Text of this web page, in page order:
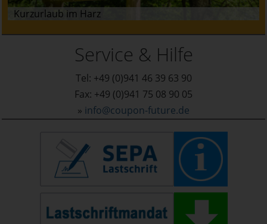
Kurzurlaub im Harz
Service & Hilfe
Tel: +49 (0)941 46 39 63 90
Fax: +49 (0)941 75 08 90 05
» info@coupon-future.de